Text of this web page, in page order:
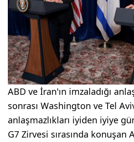
ABD ve İran'ın imzaladığı
sonrası Washington ve Tel
anlaşmazlıkları iyiden iyiye
G7 Zirvesi sırasında konuşan